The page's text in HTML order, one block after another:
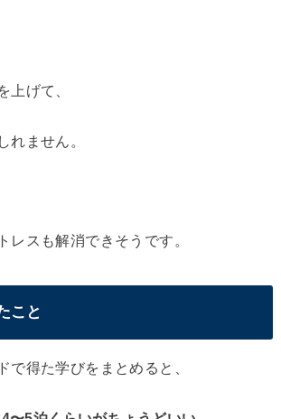
上げて、
れません。
レスも解消できそうです。
こと
で得た学びをまとめると、